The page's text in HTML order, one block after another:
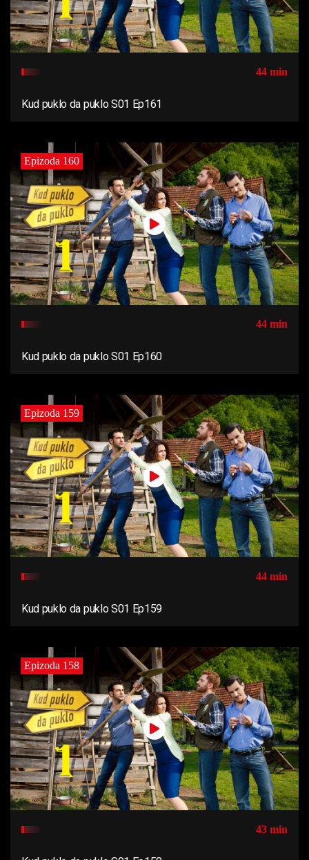
44 min
Kud puklo da puklo S01 Ep161
Epizoda 160
44 min
Kud puklo da puklo S01 Ep160
Epizoda 159
44 min
Kud puklo da puklo S01 Ep159
Epizoda 158
43 min